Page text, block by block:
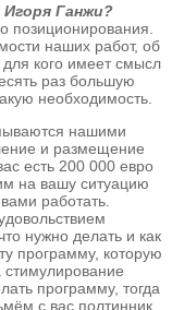
Ганжи?
позиционирования.
наших работ, об
кого имеет смысл
раз большую
необходимость.
нашими
и размещение
есть 200 000 евро
на вашу ситуацию
работать.
нужно делать и как
программу, которую
программу, тогда
с вас полтинник,